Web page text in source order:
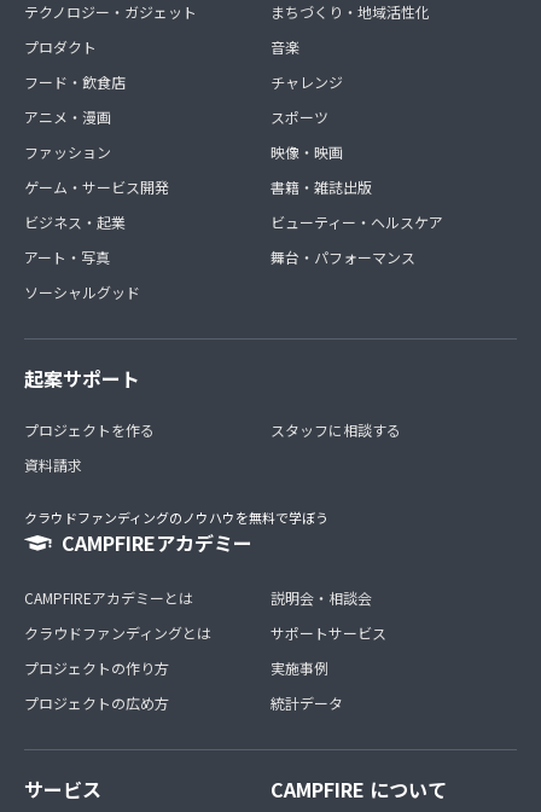
テクノロジー・ガジェット
プロダクト
フード・飲食店
アニメ・漫画
ファッション
ゲーム・サービス開発
ビジネス・起業
アート・写真
ソーシャルグッド
まちづくり・地域活性化
音楽
チャレンジ
スポーツ
映像・映画
書籍・雑誌出版
ビューティー・ヘルスケア
舞台・パフォーマンス
起案サポート
プロジェクトを作る
資料請求
スタッフに相談する
クラウドファンディングのノウハウを無料で学ぼう
CAMPFIREアカデミー
CAMPFIREアカデミーとは
クラウドファンディングとは
プロジェクトの作り方
プロジェクトの広め方
説明会・相談会
サポートサービス
実施事例
統計データ
サービス CAMPFIRE について